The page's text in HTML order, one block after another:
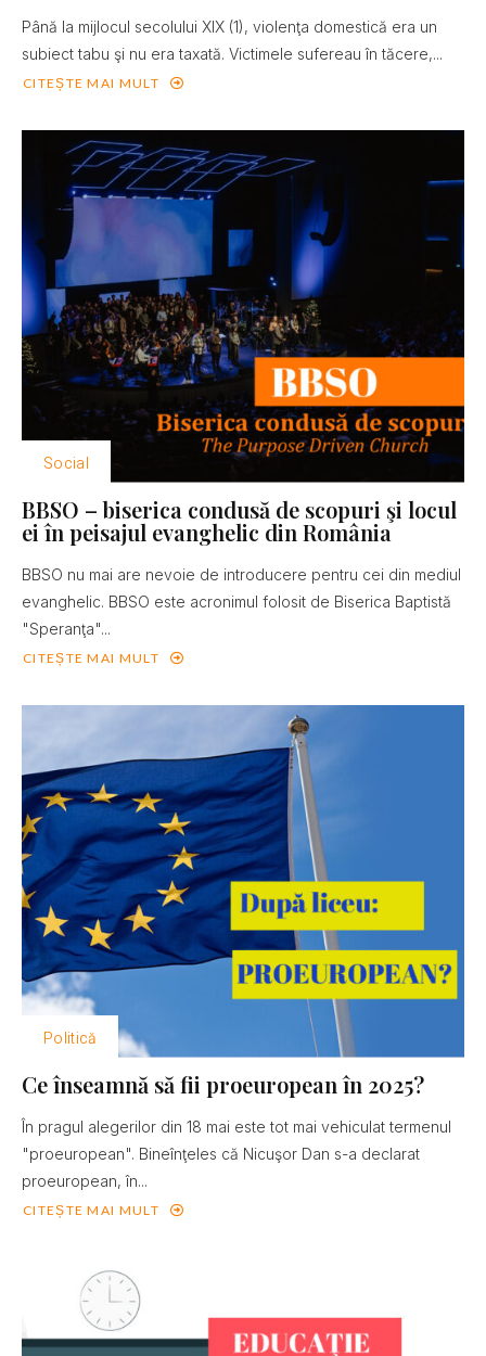
Până la mijlocul secolului XIX (1), violenţa domestică era un
subiect tabu şi nu era taxată. Victimele sufereau în tăcere,...
CITEȘTE MAI MULT
Social
BBSO – biserica condusă de scopuri şi locul
ei în peisajul evanghelic din România
BBSO nu mai are nevoie de introducere pentru cei din mediul
evanghelic. BBSO este acronimul folosit de Biserica Baptistă
"Speranţa"...
CITEȘTE MAI MULT
Politică
Ce înseamnă să fii proeuropean în 2025?
În pragul alegerilor din 18 mai este tot mai vehiculat termenul
"proeuropean". Bineînţeles că Nicuşor Dan s-a declarat
proeuropean, în...
CITEȘTE MAI MULT